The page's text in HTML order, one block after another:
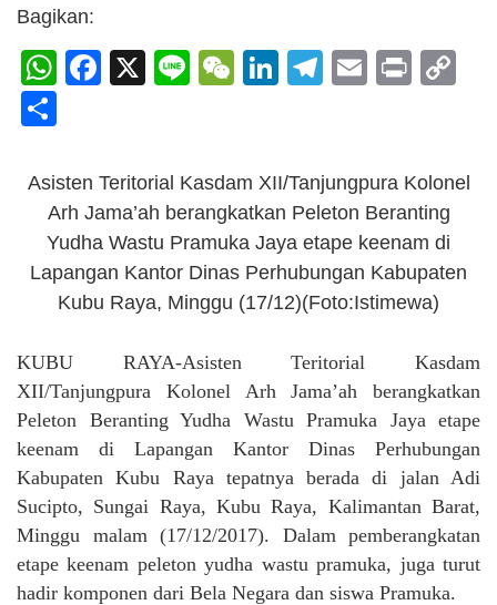
Bagikan:
WhatsApp
Facebook
X LineWeChat
LinkedIn
Telegram
Email
Print
Asisten Teritorial Kasdam XII/Tanjungpura Kolonel
Arh Jama’ah berangkatkan Peleton Beranting
Yudha Wastu Pramuka Jaya etape keenam di
Lapangan Kantor Dinas Perhubungan Kabupaten
Kubu Raya, Minggu (17/12)(Foto:Istimewa)
KUBU RAYA-Asisten Teritorial Kasdam
XII/Tanjungpura Kolonel Arh Jama’ah berangkatkan
Peleton Beranting Yudha Wastu Pramuka Jaya etape
keenam di Lapangan Kantor Dinas Perhubungan
Kabupaten Kubu Raya tepatnya berada di jalan Adi
Sucipto, Sungai Raya, Kubu Raya, Kalimantan Barat,
Minggu malam (17/12/2017). Dalam pemberangkatan
etape keenam peleton yudha wastu pramuka, juga turut
hadir komponen dari Bela Negara dan siswa Pramuka.